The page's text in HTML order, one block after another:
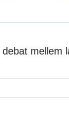
debat mellem